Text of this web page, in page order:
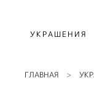
УКРАШЕНИЯ
ГЛАВНАЯ